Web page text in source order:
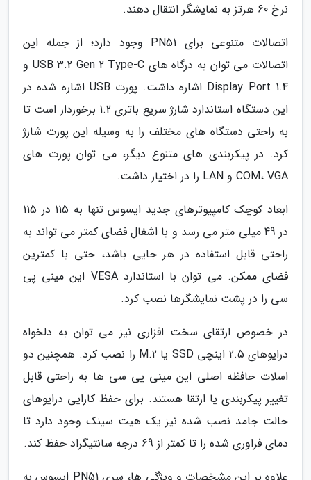
نرخ 60 هرتز به نمایشگر انتقال دهند.
اتصالات متنوعی برای PN51 وجود دارد؛ از جمله این
اتصالات می توان به درگاه های USB 3.2 Gen 2 Type-C و
Display Port 1.4 اشاره داشت. پورت USB اشاره شده در
این دستگاه استاندارد شارژ سریع باتری 1.2 برخوردار است تا
به راحتی دستگاه های مختلف را به وسیله این پورت شارژ
کرد. در پیکربندی های متنوع دیگر، می توان پورت های
COM، VGA و LAN را در اختیار داشت.
ابعاد کوچک کامپیوترهای جدید ایسوس تنها به 115 در 115
در 49 میلی متر می رسد و با اشغال فضای کمتر می تواند به
راحتی قابل استفاده در هر جایی باشد، حتی با کمترین
فضای ممکن. می توان با استاندارد VESA این مینی پی
سی را در پشت نمایشگرها نصب کرد.
در خصوص ارتقای سخت افزاری نیز می توان به دلخواه
درایوهای 2.5 اینچی SSD یا M.2 را نصب کرد. همچنین دو
اسلات حافظه اصلی این مینی پی سی ها به راحتی قابل
تغییر پیکربندی یا ارتقا هستند. برای حفظ کارایی درایوهای
حالت جامد نصب شده نیز یک هیت سینک وجود دارد تا
دمای فراوری شده را تا کمتر از 69 درجه سانتیگراد حفظ کند.